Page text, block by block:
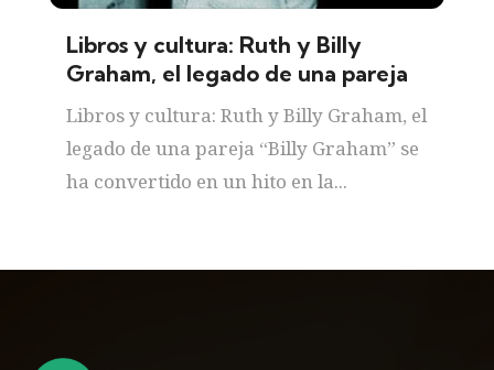
Libros y cultura: Ruth y Billy
Graham, el legado de una pareja
Libros y cultura: Ruth y Billy Graham, el
legado de una pareja “Billy Graham” se
ha convertido en un hito en la...